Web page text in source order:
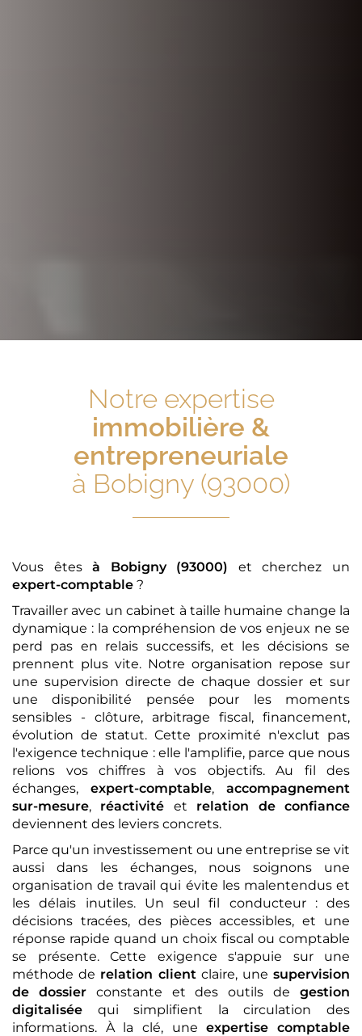
Notre expertise
immobilière &
entrepreneuriale
à Bobigny (93000)
Vous êtesà Bobigny (93000) et cherchez un
expert-comptable ?
Travailler avec un cabinet à taille humaine change la
dynamique : la compréhension de vos enjeux ne se
perd pas en relais successifs, et les décisions se
prennent plus vite. Notre organisation repose sur
une supervision directe de chaque dossier et sur
une disponibilité pensée pour les moments
sensibles - clôture, arbitrage fiscal, financement,
évolution de statut. Cette proximité n'exclut pas
l'exigence technique : elle l'amplifie, parce que nous
relions vos chiffres à vos objectifs. Au fil des
échanges, expert-comptable, accompagnement
sur-mesure, réactivité et relation de confiance
deviennent des leviers concrets.
Parce qu'un investissement ou une entreprise se vit
aussi dans les échanges, nous soignons une
organisation de travail qui évite les malentendus et
les délais inutiles. Un seul fil conducteur : des
décisions tracées, des pièces accessibles, et une
réponse rapide quand un choix fiscal ou comptable
se présente. Cette exigence s'appuie sur une
méthode de relation client claire, unesupervision
de dossierconstante et des outils degestion
digitalisée qui simplifient la circulation des
informations. À la clé, uneexpertise comptable